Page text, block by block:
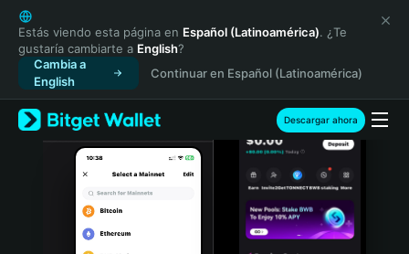
English
日本語
Tiếng Việt
Русский
Español (Latinoamérica)
Türkçe
Italiano
Estás viendo esta página en Español (Latinoamérica). ¿Te
gustaría cambiarte a English?
Cambia a
English
Continuar en Español (Latinoamérica)
Descargar ahora